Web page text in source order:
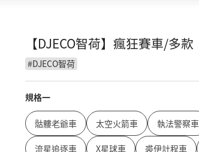
【DJECO智荷】瘋狂賽車/多款
#DJECO智荷
規格一
骷髏老爺車 太空火箭車 執法警察車
流星追逐車 X星球車 裘伊計程車